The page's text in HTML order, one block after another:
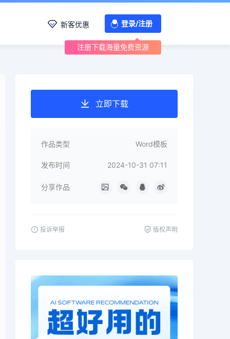
新客优惠 登录/注册
注册下载海量免费资源
立即下载
作品类型 Word模板
发布时间 2024-10-31 07:11
分享作品
投诉举报 版权声明